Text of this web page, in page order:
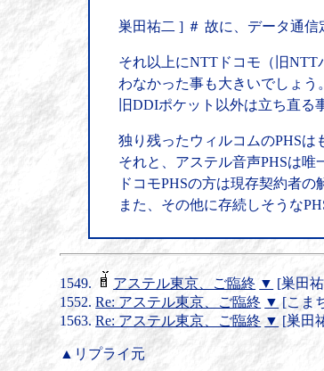
巣田祐二 ] ＃ 故に、データ通
それ以上にNTTドコモ（旧NTT
わなかった事も大きいでしょ
旧DDIポケット以外は立ち直る
独り残ったウィルコムのPHSは
それと、アステル音声PHSは唯
ドコモPHSの方は現存契約者
また、その他に存続しそうな
アステル東京、ご臨終 ▼ [巣田
Re: アステル東京、ご臨終 ▼ [こま
Re: アステル東京、ご臨終 ▼ [巣田
▲リプライ元